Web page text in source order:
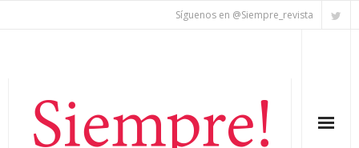
Síguenos en @Siempre_revista